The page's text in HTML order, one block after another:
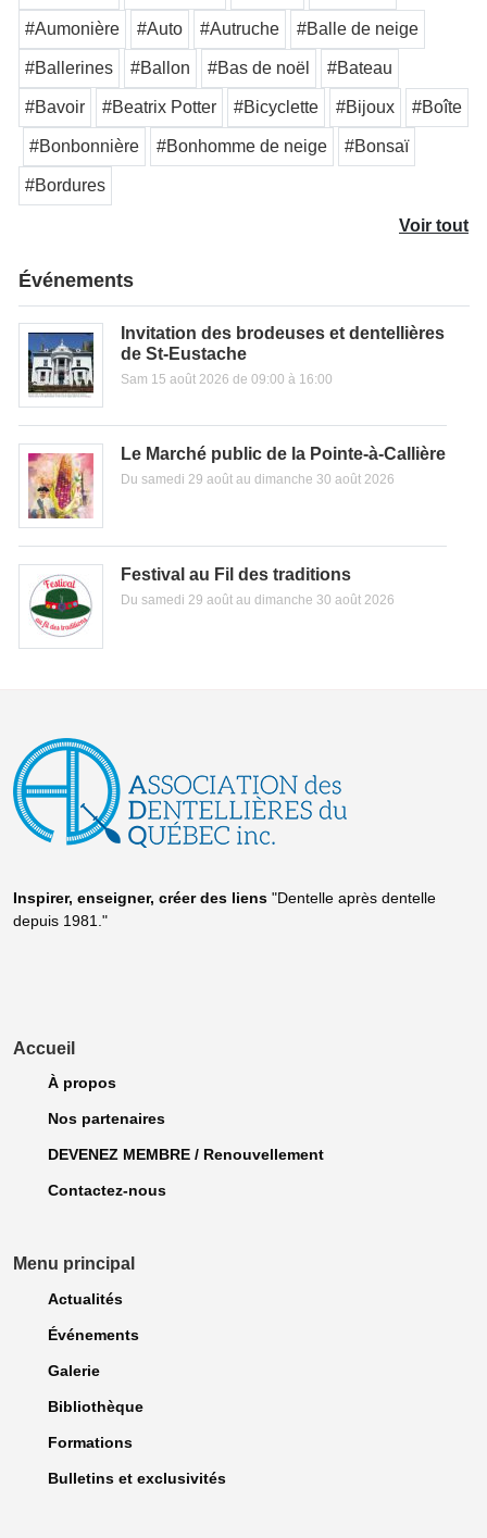
#Aumonière #Auto #Autruche #Balle de neige
#Ballerines #Ballon #Bas de noël #Bateau
#Bavoir #Beatrix Potter #Bicyclette #Bijoux #Boîte
#Bonbonnière #Bonhomme de neige #Bonsaï
#Bordures
Voir tout
Événements
Invitation des brodeuses et dentellières
de St-Eustache
Sam 15 août 2026 de 09:00 à 16:00
Le Marché public de la Pointe-à-Callière
Du samedi 29 août au dimanche 30 août 2026
Festival au Fil des traditions
Du samedi 29 août au dimanche 30 août 2026
Inspirer, enseigner, créer des liens "Dentelle après dentelle
depuis 1981."
Accueil
À propos
Nos partenaires
DEVENEZ MEMBRE / Renouvellement
Contactez-nous
Menu principal
Actualités
Événements
Galerie
Bibliothèque
Formations
Bulletins et exclusivités